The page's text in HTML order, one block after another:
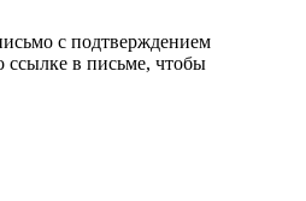
с подтверждением
ссылке в письме, чтобы